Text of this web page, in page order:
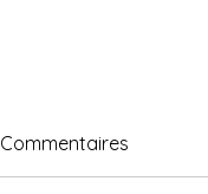
Commentaires